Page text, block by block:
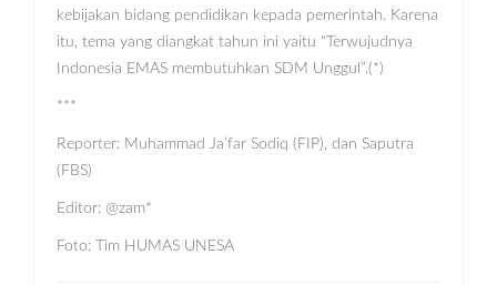
kebijakan bidang pendidikan kepada pemerintah. Karena
itu, tema yang diangkat tahun ini yaitu “Terwujudnya
Indonesia EMAS membutuhkan SDM Unggul”.(*)
***
Reporter: Muhammad Ja’far Sodiq (FIP), dan Saputra
(FBS)
Editor: @zam*
Foto: Tim HUMAS UNESA